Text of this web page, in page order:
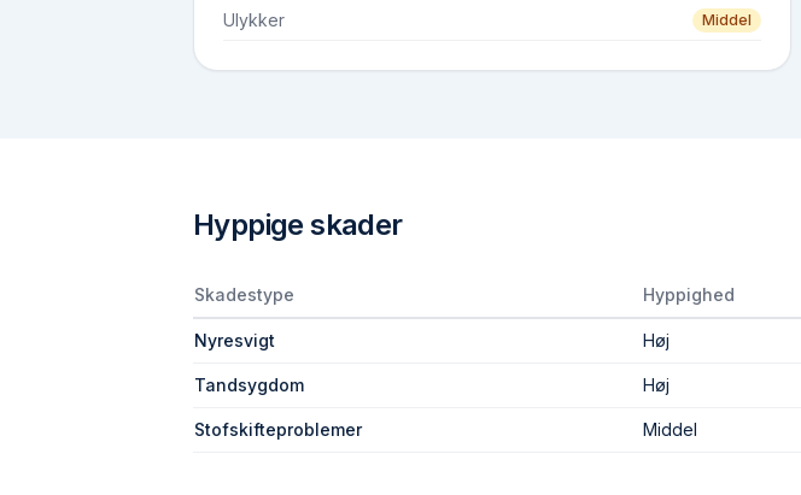
Ulykker Middel
Hyppige skader
Skadestype Hyppighed
Nyresvigt Høj
Tandsygdom Høj
Stofskifte­problemer Middel